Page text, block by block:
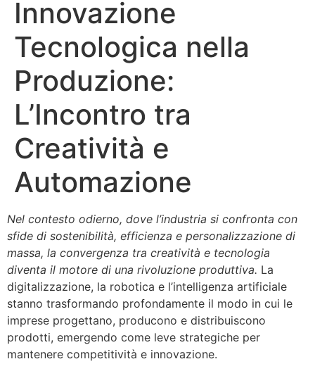
Innovazione
Tecnologica nella
Produzione:
L’Incontro tra
Creatività e
Automazione
Nel contesto odierno, dove l’industria si confronta con
sfide di sostenibilità, efficienza e personalizzazione di
massa, la convergenza tra creatività e tecnologia
diventa il motore di una rivoluzione produttiva. La
digitalizzazione, la robotica e l’intelligenza artificiale
stanno trasformando profondamente il modo in cui le
imprese progettano, producono e distribuiscono
prodotti, emergendo come leve strategiche per
mantenere competitività e innovazione.